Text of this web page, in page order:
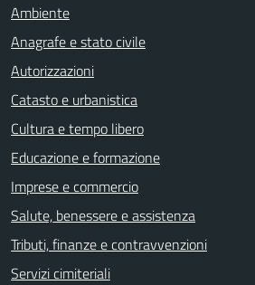
Ambiente
Anagrafe e stato civile
Autorizzazioni
Catasto e urbanistica
Cultura e tempo libero
Educazione e formazione
Imprese e commercio
Salute, benessere e assistenza
Tributi, finanze e contravvenzioni
Servizi cimiteriali